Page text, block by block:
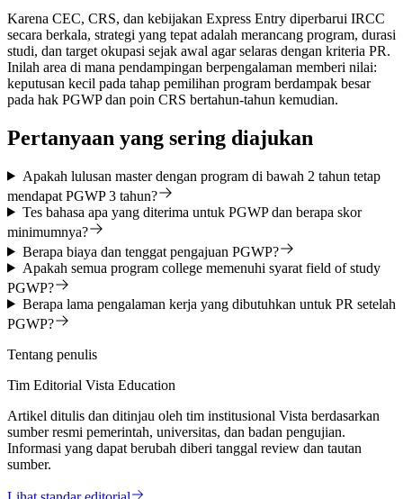
Karena CEC, CRS, dan kebijakan Express Entry diperbarui IRCC
secara berkala, strategi yang tepat adalah merancang program, durasi
studi, dan target okupasi sejak awal agar selaras dengan kriteria PR.
Inilah area di mana pendampingan berpengalaman memberi nilai:
keputusan kecil pada tahap pemilihan program berdampak besar
pada hak PGWP dan poin CRS bertahun-tahun kemudian.
Pertanyaan yang sering diajukan
Apakah lulusan master dengan program di bawah 2 tahun tetap
mendapat PGWP 3 tahun?
Tes bahasa apa yang diterima untuk PGWP dan berapa skor
minimumnya?
Berapa biaya dan tenggat pengajuan PGWP?
Apakah semua program college memenuhi syarat field of study
PGWP?
Berapa lama pengalaman kerja yang dibutuhkan untuk PR setelah
PGWP?
Tentang penulis
Tim Editorial Vista Education
Artikel ditulis dan ditinjau oleh tim institusional Vista berdasarkan
sumber resmi pemerintah, universitas, dan badan pengujian.
Informasi yang dapat berubah diberi tanggal review dan tautan
sumber.